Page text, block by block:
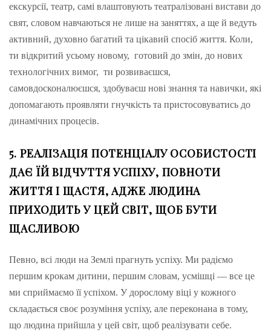
екскурсії, театр, самі влаштовують театралізовані вистави до
свят, словом навчаються не лише на заняттях, а ще й ведуть
активний, духовно багатий та цікавий спосіб життя. Коли,
ти відкритий усьому новому, готовий до змін, до нових
технологічних вимог, ти розвиваєшся,
самовдосконалюєшся, здобуваєш нові знання та навички, які
допомагають проявляти гнучкість та пристосовуватись до
динамічних процесів.
5. РЕАЛІЗАЦІЯ ПОТЕНЦІАЛУ ОСОБИСТОСТІ
ДАЄ ЇЙ ВІДЧУТТЯ УСПІХУ, ПОВНОТИ
ЖИТТЯ І ЩАСТЯ, АДЖЕ ЛЮДИНА
ПРИХОДИТЬ У ЦЕЙ СВІТ, ЩОБ БУТИ
ЩАСЛИВОЮ
Певно, всі люди на Землі прагнуть успіху. Ми радіємо
першим крокам дитини, першим словам, усмішці — все це
ми сприймаємо її успіхом. У дорослому віці у кожного
складається своє розуміння успіху, але переконана в тому,
що людина прийшла у цей світ, щоб реалізувати себе.